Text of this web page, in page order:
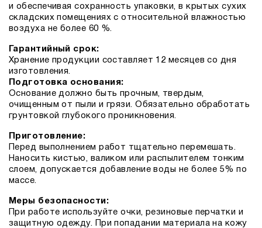
и обеспечивая сохранность упаковки, в крытых сухих
складских помещениях с относительной влажностью
воздуха не более 60 %.
Гарантийный срок:
Хранение продукции составляет 12 месяцев со дня
изготовления.
Подготовка основания:
Основание должно быть прочным, твердым,
очищенным от пыли и грязи. Обязательно обработать
грунтовкой глубокого проникновения.
Приготовление:
Перед выполнением работ тщательно перемешать.
Наносить кистью, валиком или распылителем тонким
слоем, допускается добавление воды не более 5% по
массе.
Меры безопасности:
При работе используйте очки, резиновые перчатки и
защитную одежду. При попадании материала на кожу